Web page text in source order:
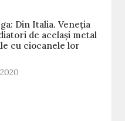
Din Italia. Veneţia
de același metal
cu ciocanele lor